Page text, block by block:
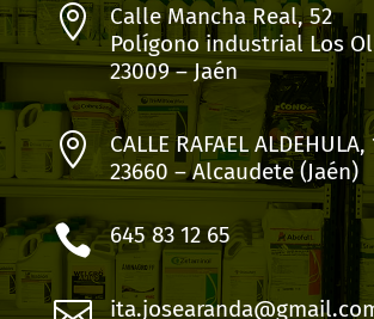

Calle Mancha Real, 52
Polígono industrial Los
23009 – Jaén

CALLE RAFAEL ALDEHULA,
23660 – Alcaudete (Jaén)
 645 83 12 65